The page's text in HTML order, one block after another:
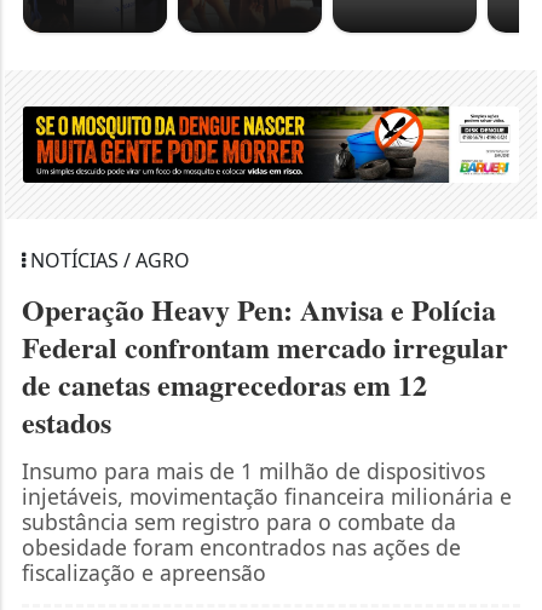
NOTÍCIAS / AGRO
Operação Heavy Pen: Anvisa e Polícia
Federal confrontam mercado irregular
de canetas emagrecedoras em 12
estados
Insumo para mais de 1 milhão de dispositivos
injetáveis, movimentação financeira milionária e
substância sem registro para o combate da
obesidade foram encontrados nas ações de
fiscalização e apreensão